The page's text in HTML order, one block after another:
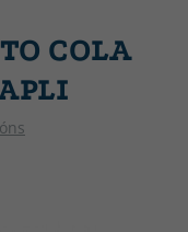
COLA